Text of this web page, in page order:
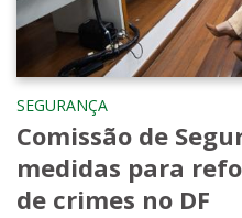
SEGURANÇA
Comissão de
medidas para
de crimes no DF